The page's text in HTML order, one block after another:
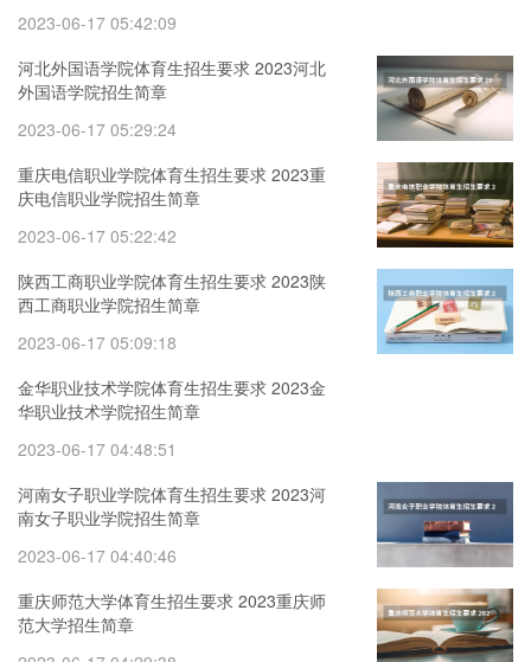
2023-06-17 05:42:09
河北外国语学院体育生招生要求 2023河北
外国语学院招生简章
2023-06-17 05:29:24
重庆电信职业学院体育生招生要求 2023重
庆电信职业学院招生简章
2023-06-17 05:22:42
陕西工商职业学院体育生招生要求 2023陕
西工商职业学院招生简章
2023-06-17 05:09:18
金华职业技术学院体育生招生要求 2023金
华职业技术学院招生简章
2023-06-17 04:48:51
河南女子职业学院体育生招生要求 2023河
南女子职业学院招生简章
2023-06-17 04:40:46
重庆师范大学体育生招生要求 2023重庆师
范大学招生简章